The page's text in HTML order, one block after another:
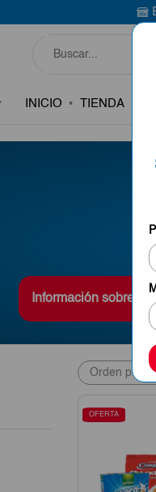
Bienvenido a Esencial Pack
INICIO TIENDA
Información sobre
Ponemos a su
productos del mercado
Sur, Güines, San
entrega es de2 a 5
OFERTA